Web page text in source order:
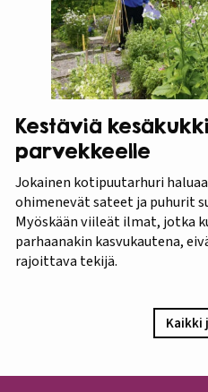
Kestäviä
parvekkeelle
Jokainen kotipuutarhuri
ohimenevät sateet ja puhurit
Myöskään viileät ilmat, jotka
parhaanakin kasvukautena,
rajoittava tekijä.